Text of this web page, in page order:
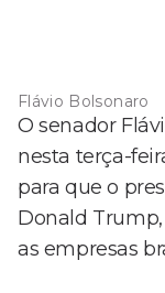
Flávio Bolsonaro
O senador
nesta terça-
para que o
Donald
as empresas